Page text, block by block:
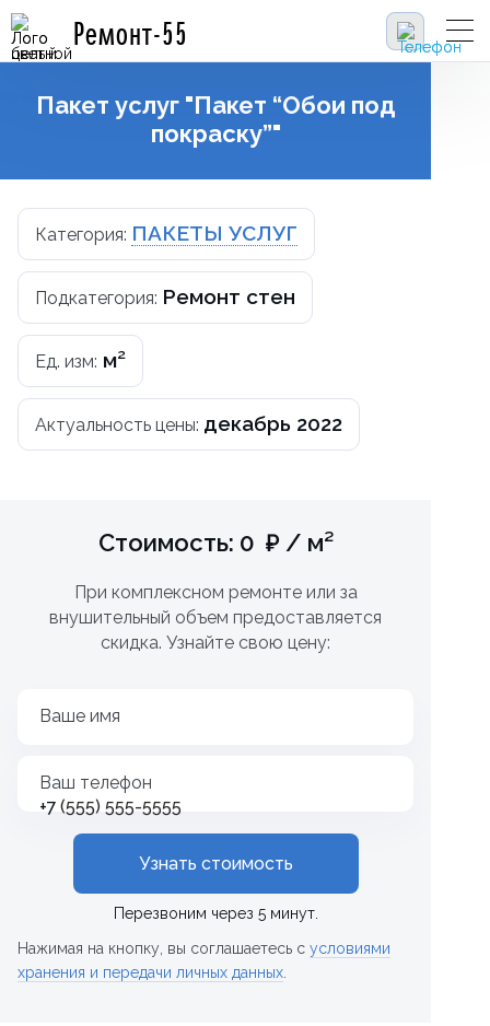
Ремонт-55
Пакет услуг "Пакет “Обои под
покраску”"
Категория: ПАКЕТЫ УСЛУГ
Подкатегория: Ремонт стен
Ед. изм: м²
Актуальность цены: декабрь 2022
Стоимость: 0 ₽ / м²
При комплексном ремонте или за
внушительный объем предоставляется
скидка. Узнайте свою цену:
Ваше имя
Ваш телефон
+7
Узнать стоимость
Перезвоним через 5 минут.
Нажимая на кнопку, вы соглашаетесь с условиями
хранения и передачи личных данных